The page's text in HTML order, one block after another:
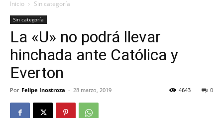
Inicio Sin categoría
Sin categoría
La «U» no podrá llevar
hinchada ante Católica y
Everton
Por Felipe Inostroza - 28 marzo, 2019 0
4643